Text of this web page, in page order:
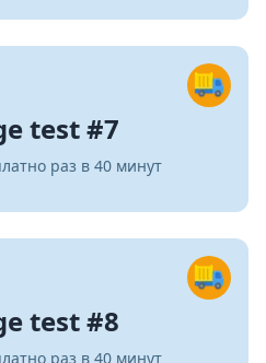
test #7
раз в 40 минут
test #8
раз в 40 минут